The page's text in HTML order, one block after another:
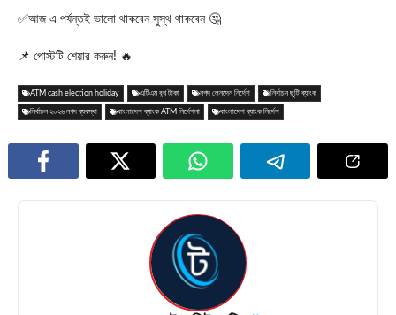
✅আজ এ পর্যন্তই ভালো থাকবেন সুস্থ থাকবেন 🤔
📌 পোস্টটি শেয়ার করুন! 🔥
ATM cash election holiday এটিএম বুথ টাকা নগদ লেনদেন নির্দেশ নির্বাচন ছুটি ব্যাংক
নির্বাচন ২০২৬ নগদ ব্যবস্থা বাংলাদেশ ব্যাংক ATM নির্দেশনা বাংলাদেশ ব্যাংক নির্দেশ